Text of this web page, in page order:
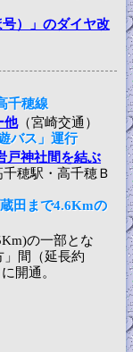
）」のダイヤ改
千穂線
他（宮崎交通）
バス」運行
戸神社間を結ぶ
穂駅・高千穂Ｂ
田まで4.6Kmの
の一部とな
」間（延長約
開通。